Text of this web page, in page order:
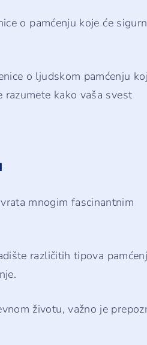
o pamćenju koje će
o ljudskom pamćenju
razumete kako vaša svest
mnogim fascinantnim
različitih tipova
životu, važno je